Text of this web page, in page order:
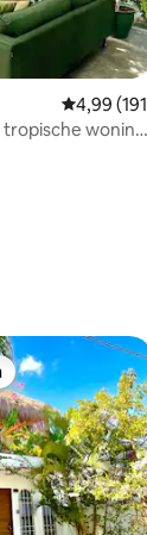
4,99
tropische woning